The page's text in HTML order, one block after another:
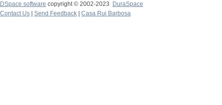
DSpace software copyright © 2002-2023
DuraSpace
Contact Us
Send Feedback Casa Rui Barbosa